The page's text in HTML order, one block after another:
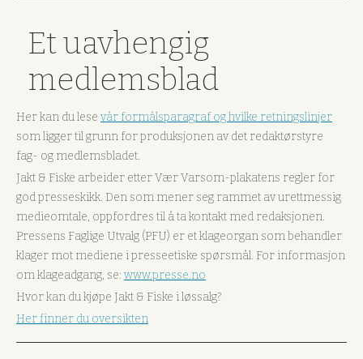
Et uavhengig
medlemsblad
Her kan du lese vår formålsparagraf og hvilke retningslinjer
som ligger til grunn for produksjonen av det redaktørstyre
fag- og medlemsbladet.
Jakt & Fiske arbeider etter Vær Varsom-plakatens regler for
god presseskikk. Den som mener seg rammet av urettmessig
medieomtale, oppfordres til å ta kontakt med redaksjonen.
Pressens Faglige Utvalg (PFU) er et klageorgan som behandler
klager mot mediene i presseetiske spørsmål. For informasjon
om klageadgang, se: www.presse.no
Hvor kan du kjøpe Jakt & Fiske i løssalg?
Her finner du oversikten